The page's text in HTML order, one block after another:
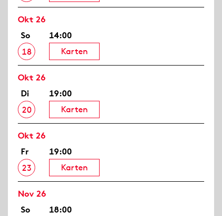
Okt 26
So
18
14:00
Karten
Okt 26
Di
20
19:00
Karten
Okt 26
Fr
23
19:00
Karten
Nov 26
So
18:00